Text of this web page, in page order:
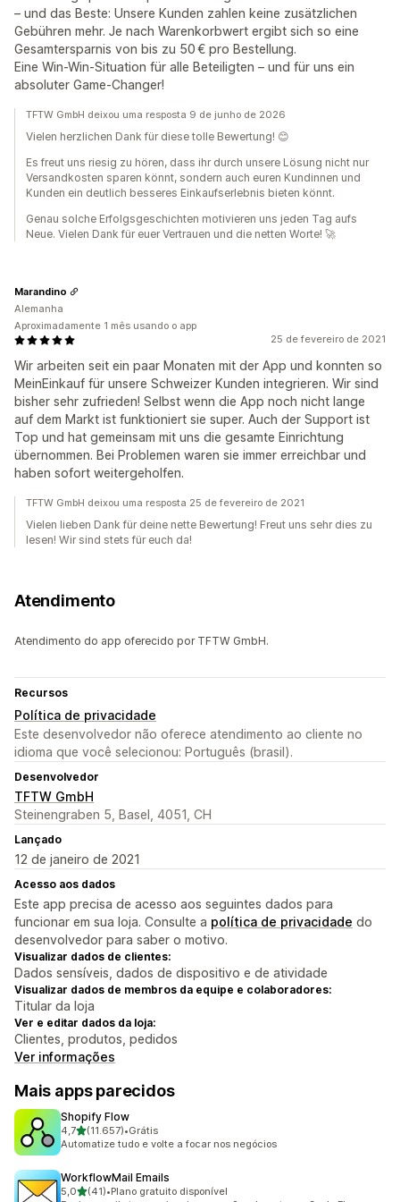
– und das Beste: Unsere Kunden zahlen keine zusätzlichen
Gebühren mehr. Je nach Warenkorbwert ergibt sich so eine
Gesamtersparnis von bis zu 50 € pro Bestellung.
Eine Win-Win-Situation für alle Beteiligten – und für uns ein
absoluter Game-Changer!
TFTW GmbH deixou uma resposta 9 de junho de 2026
Vielen herzlichen Dank für diese tolle Bewertung! 😊
Es freut uns riesig zu hören, dass ihr durch unsere Lösung nicht nur
Versandkosten sparen könnt, sondern auch euren Kundinnen und
Kunden ein deutlich besseres Einkaufserlebnis bieten könnt.
Genau solche Erfolgsgeschichten motivieren uns jeden Tag aufs
Neue. Vielen Dank für euer Vertrauen und die netten Worte! 🚀
25 de fevereiro de 2021
Wir arbeiten seit ein paar Monaten mit der App und konnten so
MeinEinkauf für unsere Schweizer Kunden integrieren. Wir sind
bisher sehr zufrieden! Selbst wenn die App noch nicht lange
auf dem Markt ist funktioniert sie super. Auch der Support ist
Top und hat gemeinsam mit uns die gesamte Einrichtung
übernommen. Bei Problemen waren sie immer erreichbar und
haben sofort weitergeholfen.
Marandino
Alemanha
Aproximadamente 1 mês usando o app
TFTW GmbH deixou uma resposta 25 de fevereiro de 2021
Vielen lieben Dank für deine nette Bewertung! Freut uns sehr dies zu
lesen! Wir sind stets für euch da!
Atendimento
Atendimento do app oferecido por TFTW GmbH.
Recursos
Política de privacidade
Este desenvolvedor não oferece atendimento ao cliente no
idioma que você selecionou: Português (brasil).
Desenvolvedor
TFTW GmbH
Steinengraben 5, Basel, 4051, CH
Lançado
12 de janeiro de 2021
Acesso aos dados
Este app precisa de acesso aos seguintes dados para
funcionar em sua loja. Consulte a política de privacidade do
desenvolvedor para saber o motivo.
Visualizar dados de clientes:
Dados sensíveis, dados de dispositivo e de atividade
Visualizar dados de membros da equipe e colaboradores:
Titular da loja
Ver e editar dados da loja:
Clientes, produtos, pedidos
Ver informações
Mais apps parecidos
Shopify Flow
4,7de 5 estrelas
(11.657)
11657 avaliações ao todo
•Grátis
Automatize tudo e volte a focar nos negócios
WorkflowMail Emails
5,0de 5 estrelas
(41)
41 avaliações ao todo
•Plano gratuito disponível